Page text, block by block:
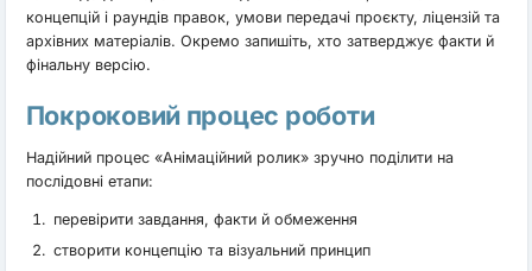
концепцій і раундів правок, умови передачі проєкту, ліцензій та
архівних матеріалів. Окремо запишіть, хто затверджує факти й
фінальну версію.
Покроковий процес роботи
Надійний процес «Анімаційний ролик» зручно поділити на
послідовні етапи:
перевірити завдання, факти й обмеження
створити концепцію та візуальний принцип